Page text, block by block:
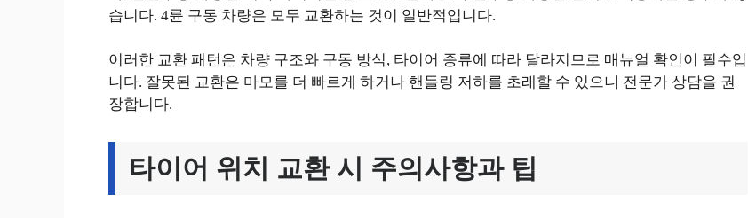
습니다. 4륜 구동 차량은 모두 교환하는 것이 일반적입니다.
이러한 교환 패턴은 차량 구조와 구동 방식, 타이어 종류에 따라 달라지므로 매뉴얼 확인이 필수입
니다. 잘못된 교환은 마모를 더 빠르게 하거나 핸들링 저하를 초래할 수 있으니 전문가 상담을 권
장합니다.
타이어 위치 교환 시 주의사항과 팁